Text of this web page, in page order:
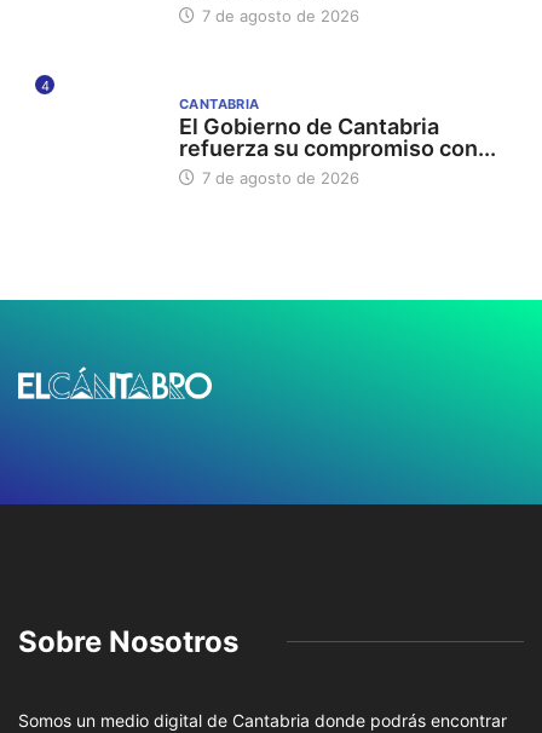
7 de agosto de 2026
4
CANTABRIA
El Gobierno de Cantabria
refuerza su compromiso con...
7 de agosto de 2026
Sobre Nosotros
Somos un medio digital de Cantabria donde podrás encontrar